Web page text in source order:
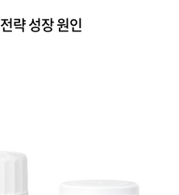
략 성장 원인